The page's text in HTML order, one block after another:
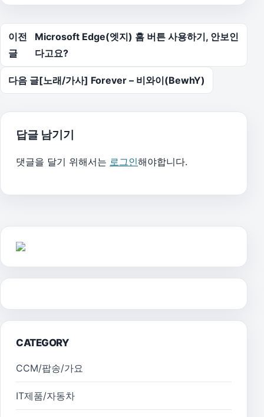
글 탐색
이전
글
Microsoft Edge(엣지) 홈 버튼 사용하기, 안보인
다고요?
다음 글[노래/가사] Forever – 비와이(BewhY)
답글 남기기
댓글을 달기 위해서는 로그인해야합니다.
CATEGORY
CCM/팝송/가요
IT제품/자동차